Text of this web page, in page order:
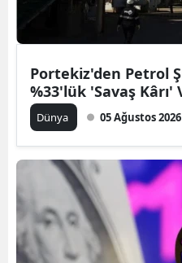
Portekiz'den Petrol
%33'lük 'Savaş Kârı'
Dünya 05 Ağustos 2026